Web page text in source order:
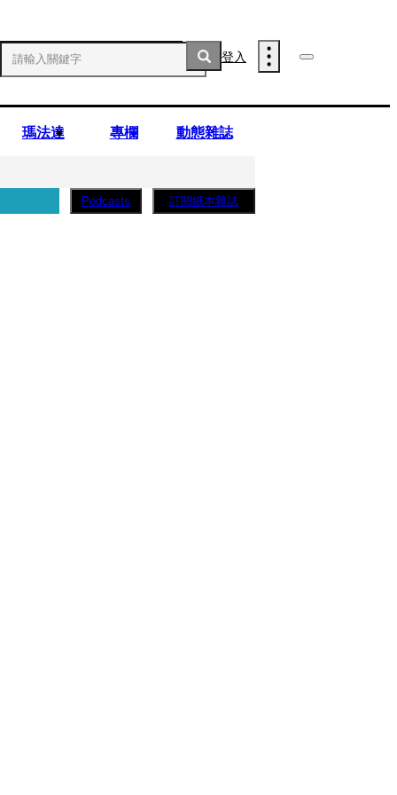
登入
瑪法達 專欄 動態雜誌
Podcasts 訂閱紙本雜誌